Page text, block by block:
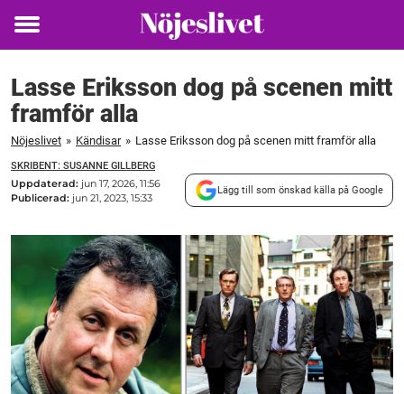
Toggle
Lasse Eriksson dog på scenen mitt
framför alla
Nöjeslivet » Kändisar » Lasse Eriksson dog på scenen mitt framför alla
SKRIBENT: SUSANNE GILLBERG
Uppdaterad: jun 17, 2026, 11:56
Publicerad: jun 21, 2023, 15:33
Lägg till som önskad källa på Google